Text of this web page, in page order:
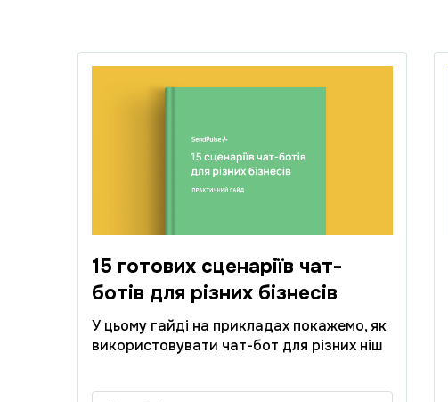
15 готових сценаріїв чат-
ботів для різних бізнесів
У цьому гайді на прикладах покажемо, як
використовувати чат-бот для різних ніш